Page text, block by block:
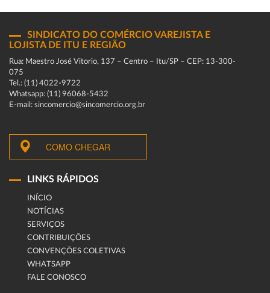
SINDICATO DO COMÉRCIO VAREJISTA E
LOJISTA DE ITU E REGIÃO
Rua: Maestro José Vitorio, 137 – Centro – Itu/SP – CEP: 13-300-
075
Tel.: (11) 4022-9722
Whatsapp: (11) 96068-5432
E-mail: sincomercio@sincomercio.org.br
COMO CHEGAR
LINKS RÁPIDOS
INÍCIO
NOTÍCIAS
SERVIÇOS
CONTRIBUIÇÕES
CONVENÇÕES COLETIVAS
WHATSAPP
FALE CONOSCO